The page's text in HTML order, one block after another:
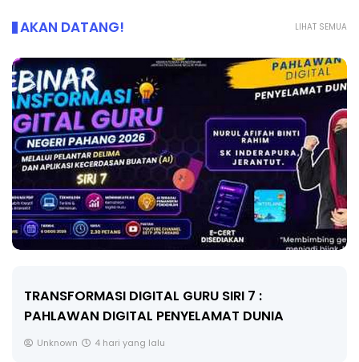
LIHAT SEMUA
AKAN DATANG!
MAJLIS ANUGERAH FFK (FESTIVAL LENSA
PENDIDIKAN - FLeP) 2026
Unknown 5 hari yang lalu